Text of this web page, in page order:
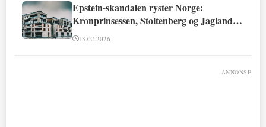
Epstein-skandalen ryster Norge:
Kronprinsessen, Stoltenberg og Jagland
involvert
13.02.2026
ANNONSE